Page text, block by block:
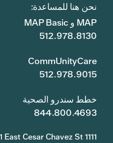
نحن هنا للمساعدة:
MAP و MAP Basic
512.978.8130
CommUnityCare
512.978.9015
خطط سندرو الصحية
844.800.4693
1111 East Cesar Chavez St. 1111 East Cesar Chavez St.